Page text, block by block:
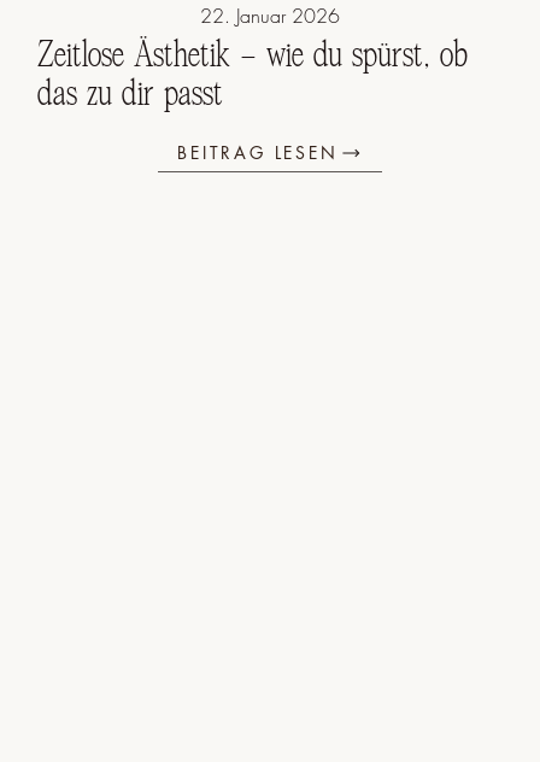
22. Januar 2026
Zeitlose Ästhetik – wie du spürst, ob
das zu dir passt
BEITRAG LESEN